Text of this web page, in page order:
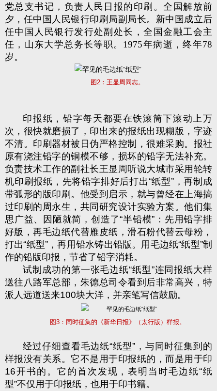
党总支书记，负责人民日报的印刷。全国解放前
夕，任中国人民银行印刷局副局长。新中国成立后
任中国人民银行发行处副处长，全国金融工会主
任，山东大学总务长等职。1975年病逝，终年78
岁。
图2：王显周同志。
印报纸，铅字每天都要在铁滚筒下滚动上万
次，很快就磨损了，印出来的报纸出现糊版，字迹
不清。 印刷器材被日伪严格控制，很难采购。报社
原有浇注铅字的铜模不够，损坏的铅字无法补充。
负责技术工作的副社长王显周听说大城市采用轮转
机印刷报纸，先将铅字排好后打出“纸型”，再制成
带弧形的版印刷 。他受到启示， 就与曾经在上海搞
过印刷的周永生 ， 共同研究设计实验方案。他们集
思广益、
因陋就简，创造了“半铅模”：先用铅字排
好版，再毛边纸代替雁皮纸，滑石粉代替云母粉，
打出“纸型”，再用铅水铸出铅版。用毛边纸“纸型”制
作的铅版印报，节省了铅字消耗。
试制成功的第一张毛边纸“纸型”连同报纸大样
送往八路军总部，朱德总司令看到后非常高兴，特
派人远道送来100块大洋，并亲笔写信鼓励。
图3：同时征集的《新华日报》（太行版）样报。
经过仔细查看毛边纸“纸型”，与同时征集到的
样报没有关系。它不是用于印报纸的，而是用于印
16开书的。它的首次发现，表明当时毛边纸“纸
型”不仅用于印报纸，也用于印书籍。